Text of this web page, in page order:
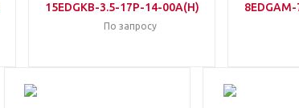
15EDGKB-3.5-17P-14-00A(H)
По запросу